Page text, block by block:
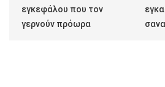
εγκεφάλου που τον
γερνούν πρόωρα